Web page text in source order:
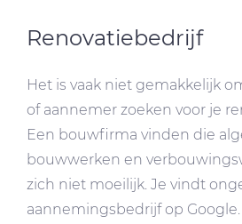
Renovatiebedrijf
Het is vaak niet gemakkelijk
of aannemer zoeken voor je
Een bouwfirma vinden die
bouwwerken en
zich niet moeilijk. Je vindt
aannemingsbedrijf op Google.